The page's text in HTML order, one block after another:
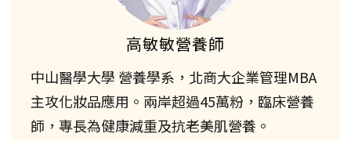
高敏敏營養師
中山醫學大學 營養學系，北商大企業管理MBA
主攻化妝品應用。兩岸超過45萬粉，臨床營養
師，專長為健康減重及抗老美肌營養。